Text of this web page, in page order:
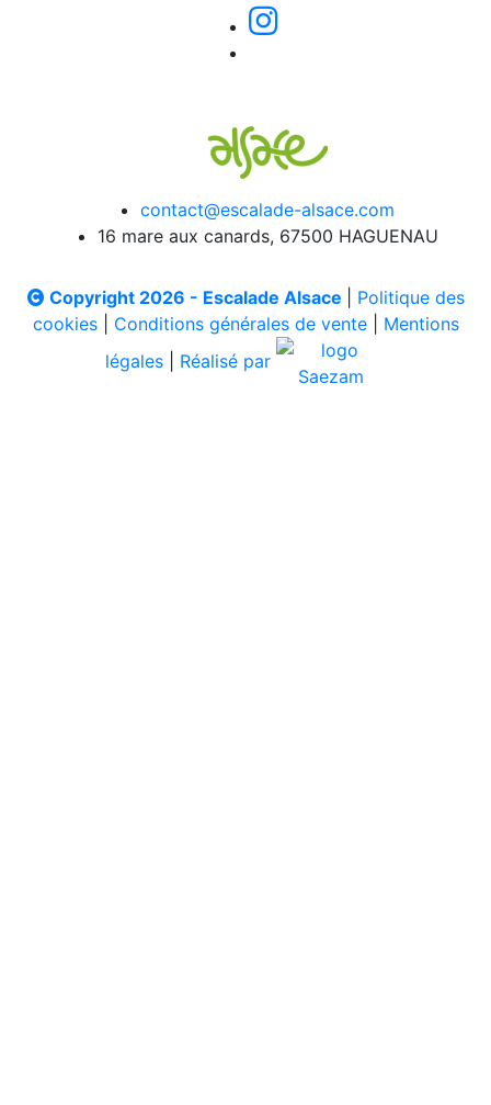
contact@escalade-alsace.com
16 mare aux canards, 67500 HAGUENAU
Copyright 2026 - Escalade Alsace
Politique des
cookies| Conditions générales de vente| Mentions
légales
Réalisé par